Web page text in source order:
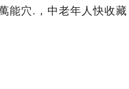
能穴.，中老年人快收藏